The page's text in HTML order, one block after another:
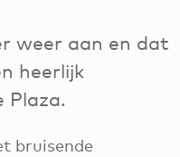
weer aan en dat
heerlijk
Plaza.
bruisende